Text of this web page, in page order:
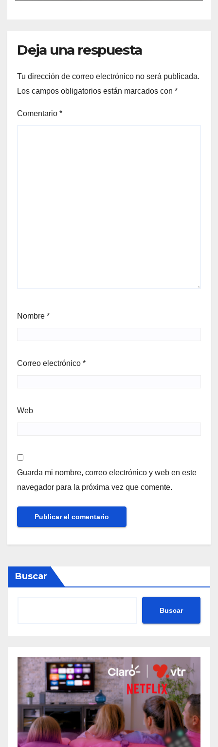
Deja una respuesta
Tu dirección de correo electrónico no será publicada.
Los campos obligatorios están marcados con *
Comentario *
Nombre *
Correo electrónico *
Web
Guarda mi nombre, correo electrónico y web en este
navegador para la próxima vez que comente.
Buscar
Buscar